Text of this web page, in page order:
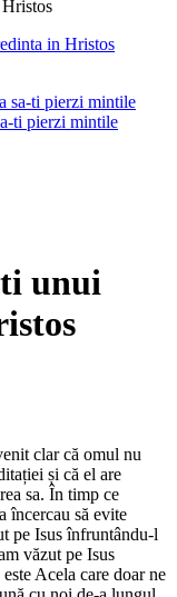
ti pierzi mintile
unui
clar că omul nu
și că el are
sa. În timp ce
încercau să evite
pe Isus înfruntându-l
văzut pe Isus
Acela care doar ne